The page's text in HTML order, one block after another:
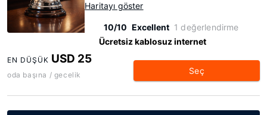
Haritayı göster
10/10 Excellent 1 değerlendirme
Ücretsiz kablosuz internet
EN DÜŞÜK USD 25
oda başına / gecelik Seç